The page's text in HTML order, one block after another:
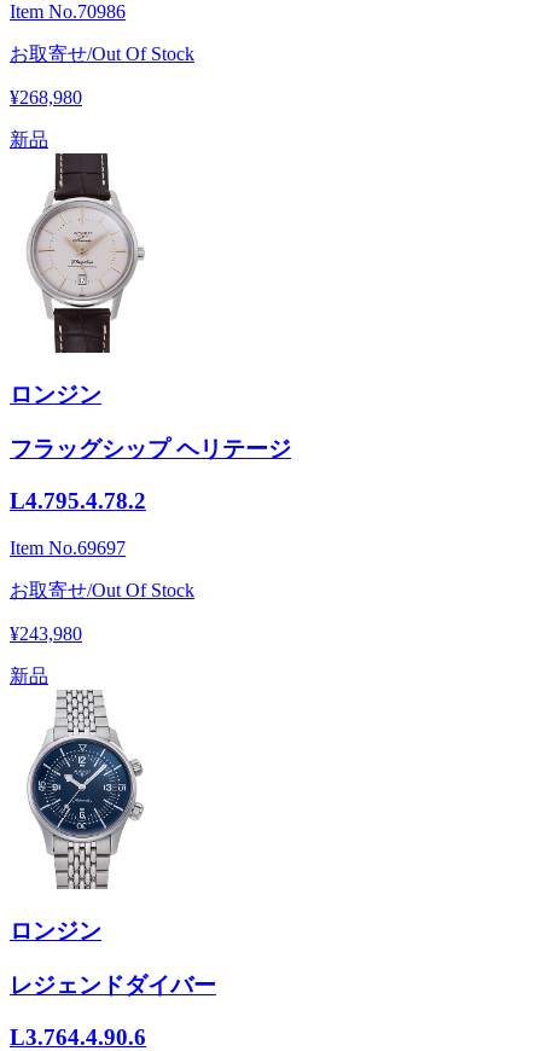
Item No.70986
お取寄せ/Out Of Stock
¥268,980
新品
ロンジン
フラッグシップ ヘリテージ
L4.795.4.78.2
Item No.69697
お取寄せ/Out Of Stock
¥243,980
新品
ロンジン
レジェンドダイバー
L3.764.4.90.6